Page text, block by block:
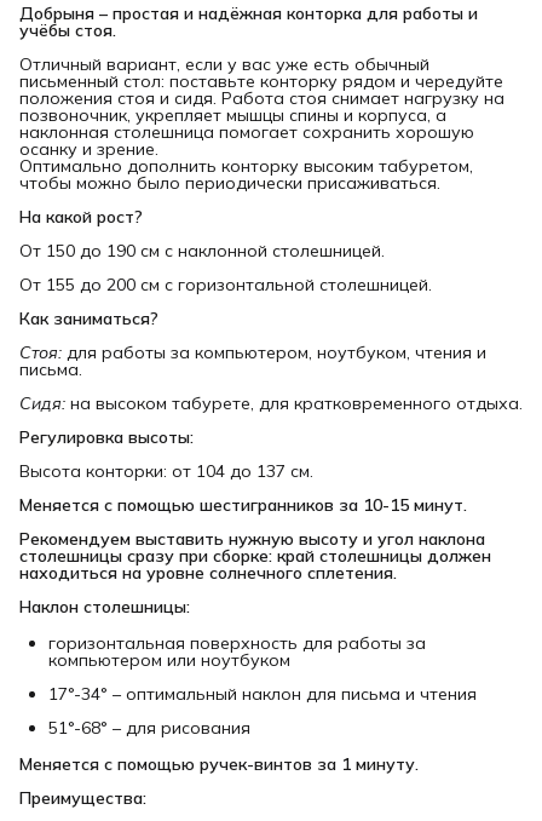
Добрыня – простая и надёжная конторка для работы и
учёбы стоя.
Отличный вариант, если у вас уже есть обычный
письменный стол: поставьте конторку рядом и чередуйте
положения стоя и сидя. Работа стоя снимает нагрузку на
позвоночник, укрепляет мышцы спины и корпуса, а
наклонная столешница помогает сохранить хорошую
осанку и зрение.
Оптимально дополнить конторку высоким табуретом,
чтобы можно было периодически присаживаться.
На какой рост?
От 150 до 190 см с наклонной столешницей.
От 155 до 200 см с горизонтальной столешницей.
Как заниматься?
Стоя: для работы за компьютером, ноутбуком, чтения и
письма.
Сидя: на высоком табурете, для кратковременного отдыха.
Регулировка высоты:
Высота конторки: от 104 до 137 см.
Меняется с помощью шестигранников за 10-15 минут.
Рекомендуем выставить нужную высоту и угол наклона
столешницы сразу при сборке: край столешницы должен
находиться на уровне солнечного сплетения.
Наклон столешницы:
горизонтальная поверхность для работы за
компьютером или ноутбуком
17°-34° – оптимальный наклон для письма и чтения
51°-68° – для рисования
Меняется с помощью ручек-винтов за 1 минуту.
Преимущества: